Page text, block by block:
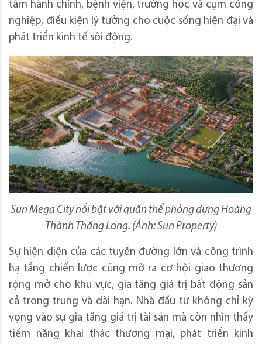
tâm hành chính, bệnh viện, trường học và cụm công
nghiệp, điều kiện lý tưởng cho cuộc sống hiện đại và
phát triển kinh tế sôi động.
Sun Mega City nổi bật với quần thể phỏng dựng Hoàng
Thành Thăng Long. (Ảnh: Sun Property)
Sự hiện diện của các tuyến đường lớn và công trình
hạ tầng chiến lược cũng mở ra cơ hội giao thương
rộng mở cho khu vực, gia tăng giá trị bất động sản
cả trong trung và dài hạn. Nhà đầu tư không chỉ kỳ
vọng vào sự gia tăng giá trị tài sản mà còn nhìn thấy
tiềm năng khai thác thương mại, phát triển kinh